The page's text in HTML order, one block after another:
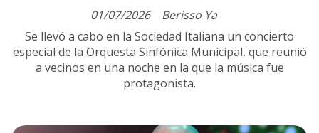
Berisso Ya
01/07/2026
Se llevó a cabo en la Sociedad Italiana un concierto
especial de la Orquesta Sinfónica Municipal, que reunió
a vecinos en una noche en la que la música fue
protagonista.